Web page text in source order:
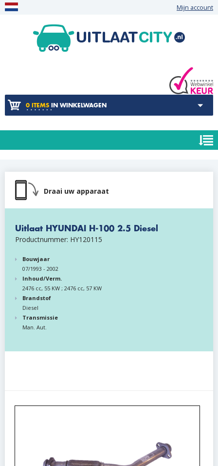
Mijn account
0 ITEMS IN WINKELWAGEN
Draai uw apparaat
Uitlaat HYUNDAI H-100 2.5 Diesel
Productnummer: HY120115
Bouwjaar
07/1993 - 2002
Inhoud/Verm.
2476 cc, 55 KW ; 2476 cc, 57 KW
Brandstof
Diesel
Transmissie
Man. Aut.